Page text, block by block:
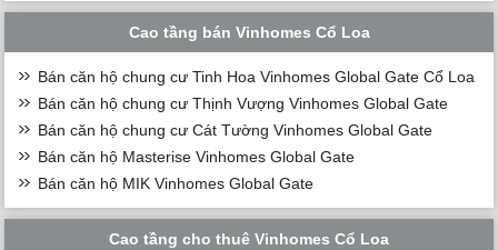
Cao tầng bán Vinhomes Cổ Loa
Bán căn hộ chung cư Tinh Hoa Vinhomes Global Gate Cổ Loa
Bán căn hộ chung cư Thịnh Vượng Vinhomes Global Gate
Bán căn hộ chung cư Cát Tường Vinhomes Global Gate
Bán căn hộ Masterise Vinhomes Global Gate
Bán căn hộ MIK Vinhomes Global Gate
Cao tầng cho thuê Vinhomes Cổ Loa